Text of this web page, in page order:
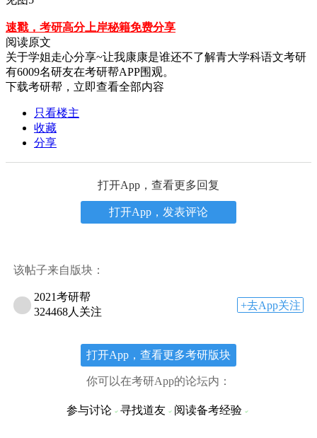
速戳，考研高分上岸秘籍免费分享
阅读原文
关于学姐走心分享~让我康康是谁还不了解青大学科语文考研
有6009名研友在考研帮APP围观。
下载考研帮，立即查看全部内容
只看楼主
收藏
分享
打开App，查看更多回复
打开App，发表评论
该帖子来自版块：
2021考研帮
324468人关注
+去App关注
打开App，查看更多考研版块
你可以在考研App的论坛内：
参与讨论 寻找道友 阅读备考经验